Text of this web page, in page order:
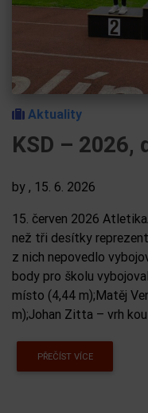
Aktuality
KSD – 2026,
by , 15. 6. 2026
15. červen 2026
než tři desítky
z nich nepovedlo
body pro školu
místo (4,44 m);Matěj
m);Johan Zitta – vrh
PŘEČÍST VÍCE